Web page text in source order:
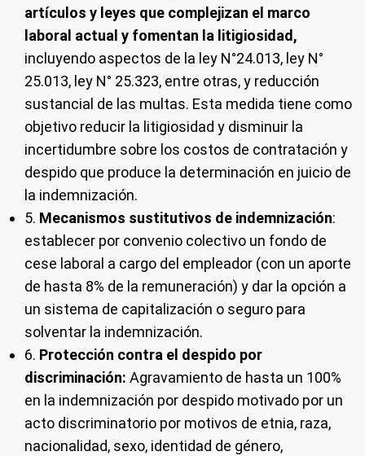
artículos y leyes que complejizan el marco
laboral actual y fomentan la litigiosidad,
incluyendo aspectos de la ley N°24.013, ley N°
25.013, ley N° 25.323, entre otras, y reducción
sustancial de las multas. Esta medida tiene como
objetivo reducir la litigiosidad y disminuir la
incertidumbre sobre los costos de contratación y
despido que produce la determinación en juicio de
la indemnización.
5. Mecanismos sustitutivos de indemnización:
establecer por convenio colectivo un fondo de
cese laboral a cargo del empleador (con un aporte
de hasta 8% de la remuneración) y dar la opción a
un sistema de capitalización o seguro para
solventar la indemnización.
6. Protección contra el despido por
discriminación: Agravamiento de hasta un 100%
en la indemnización por despido motivado por un
acto discriminatorio por motivos de etnia, raza,
nacionalidad, sexo, identidad de género,